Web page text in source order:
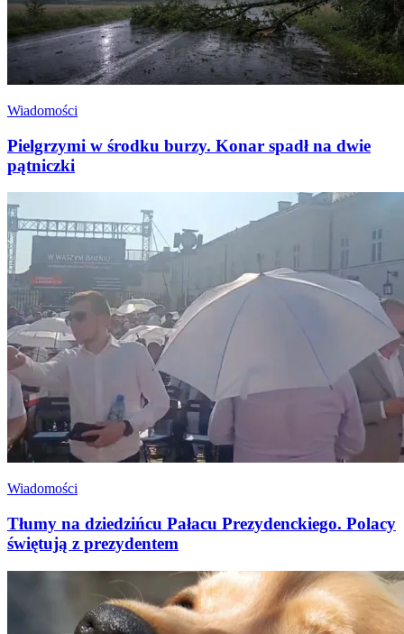
Wiadomości
Pielgrzymi w środku burzy. Konar spadł na dwie
pątniczki
Wiadomości
Tłumy na dziedzińcu Pałacu Prezydenckiego. Polacy
świętują z prezydentem